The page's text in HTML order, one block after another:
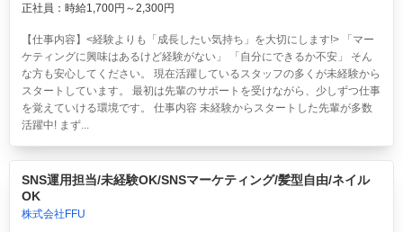
正社員：時給1,700円～2,300円
【仕事内容】<経験よりも「成長したい気持ち」を大切にします!> 「マー
ケティングに興味はあるけど経験がない」 「自分にできるか不安」 そん
な方も安心してください。 現在活躍しているスタッフの多くが未経験から
スタートしています。 最初は先輩のサポートを受けながら、少しずつ仕事
を覚えていける環境です。 仕事内容 未経験からスタートした先輩が多数
活躍中! まず...
SNS運用担当/未経験OK/SNSマーケティング/髪型自由/ネイル
OK
株式会社FFU